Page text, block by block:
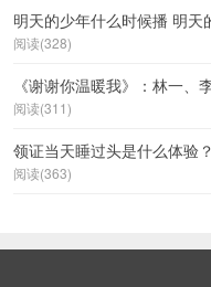
明天的少年什么时候播 明天
阅读(328)
《谢谢你温暖我》：林一
阅读(311)
领证当天睡过头是什么体验
阅读(363)